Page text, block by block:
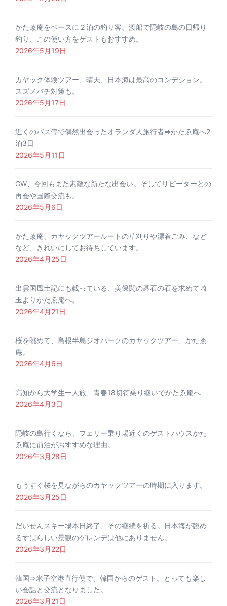
かたゑ庵をベースに２泊の釣り客。渡船で隠岐の島の日帰り
釣り、この使い方をゲストもおすすめ。
2026年5月19日
カヤック体験ツアー、晴天、日本海は最高のコンデション。
スズメバチ対策も。
2026年5月17日
近くのバス停で偶然出会ったオランダ人旅行者⇒かたゑ庵へ2
泊3日
2026年5月11日
GW、今回もまた素敵な新たな出会い。そしてリピーターとの
再会や国際交流も。
2026年5月6日
かたゑ庵、カヤックツアールートの草刈りや漂着ごみ、など
など、きれいにしてお待ちしています。
2026年4月25日
出雲国風土記にも載っている、美保関の碁石の石を求めて埼
玉よりかたゑ庵へ。
2026年4月21日
桜を眺めて、島根半島ジオパークのカヤックツアー、かたゑ
庵。
2026年4月6日
高知から大学生一人旅、青春18切符乗り継いでかたゑ庵へ
2026年4月3日
隠岐の島行くなら、フェリー乗り場近くのゲストハウスかた
ゑ庵に前泊がおすすめな理由。
2026年3月28日
もうすぐ桜を見ながらのカヤックツアーの時期に入ります。
2026年3月25日
だいせんスキー場本日終了、その継続を祈る。日本海が臨め
るすばらしい景観のゲレンデは他にありません。
2026年3月22日
韓国⇒米子空港直行便で、韓国からのゲスト。とっても楽し
い会話と交流となりました。
2026年3月21日